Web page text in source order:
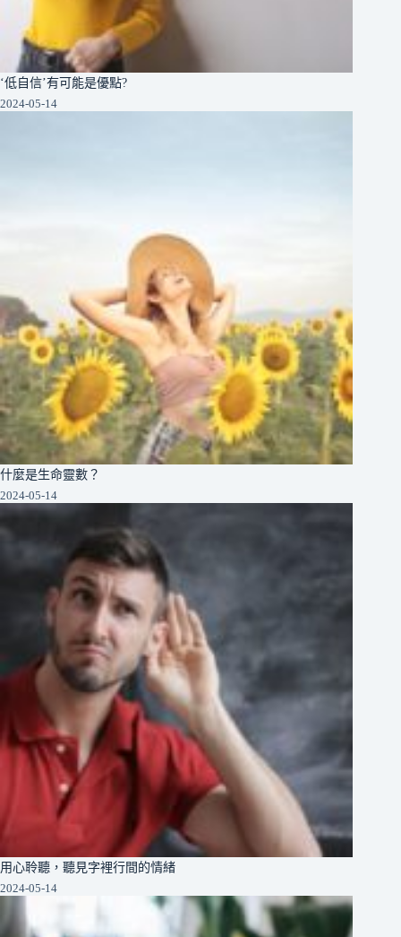
‘低自信’有可能是優點?
2024-05-14
什麼是生命靈數？
2024-05-14
用心聆聽，聽見字裡行間的情緒
2024-05-14